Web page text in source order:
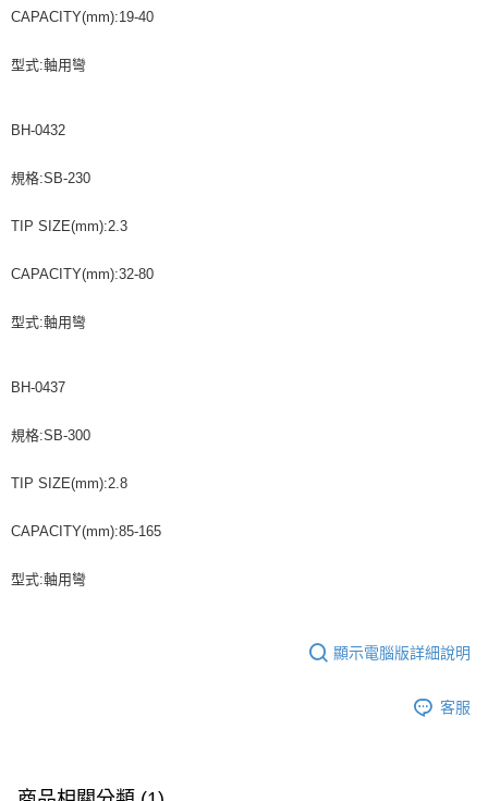
CAPACITY(mm):19-40
型式:軸用彎
BH-0432
規格:SB-230
TIP SIZE(mm):2.3
CAPACITY(mm):32-80
型式:軸用彎
BH-0437
規格:SB-300
TIP SIZE(mm):2.8
CAPACITY(mm):85-165
型式:軸用彎
顯示電腦版詳細說明
客服